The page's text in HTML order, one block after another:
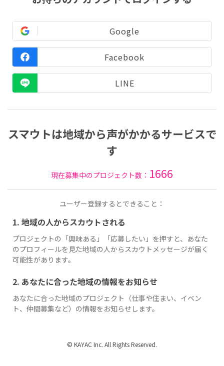
Google
Facebook
LINE
スマウトは地域から声がかかるサービスで
す
現在募集中のプロジェクト数： 1666
ユーザー登録するとできること：
1. 地域の人からスカウトされる
プロジェクトの「興味ある」「応募したい」を押すと、あなた
のプロフィールを見た地域の人からスカウトメッセージが届く
可能性があります。
2. あなたに合った地域の情報をお知らせ
あなたに合った地域のプロジェクト（仕事や住まい、イベン
ト、仲間募集など）の情報をお知らせします。
© KAYAC Inc. All Rights Reserved.